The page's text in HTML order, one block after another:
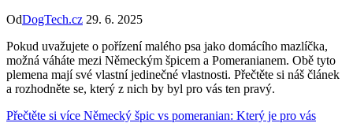
OdDogTech.cz 29. 6. 2025
Pokud uvažujete o pořízení malého psa jako domácího mazlíčka,
možná váháte mezi Německým špicem a Pomeranianem. Obě tyto
plemena mají své vlastní jedinečné vlastnosti. Přečtěte si náš článek
a rozhodněte se, který z nich by byl pro vás ten pravý.
Přečtěte si více Německý špic vs pomeranian: Který je pro vás